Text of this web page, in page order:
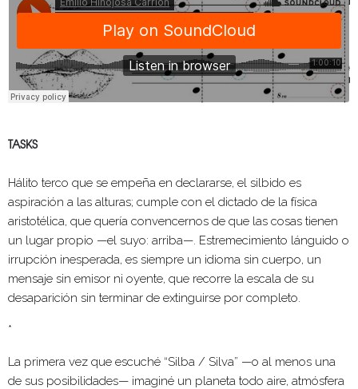
TASKS
Hálito terco que se empeña en declararse, el silbido es
aspiración a las alturas; cumple con el dictado de la física
aristotélica, que quería convencernos de que las cosas tienen
un lugar propio —el suyo: arriba—. Estremecimiento lánguido o
irrupción inesperada, es siempre un idioma sin cuerpo, un
mensaje sin emisor ni oyente, que recorre la escala de su
desaparición sin terminar de extinguirse por completo.
*
La primera vez que escuché “Silba / Silva” —o al menos una
de sus posibilidades— imaginé un planeta todo aire, atmósfera